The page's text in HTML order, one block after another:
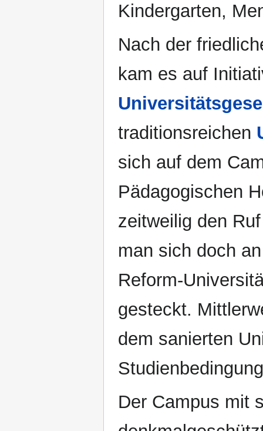
Kindergarten,
Nach der
kam es auf
traditionsreichen
sich auf dem
Pädagogischen
zeitweilig den
man sich doch
Reform-
gesteckt.
dem sanierten
Der Campus mit